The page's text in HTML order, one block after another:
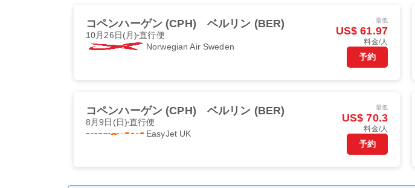
コペンハーゲン (CPH) ベルリン (BER)
10月26日(月)直行便
Norwegian Air Sweden
最低
US$ 61.97
料金/人
予約
コペンハーゲン (CPH) ベルリン (BER)
8月9日(日) 直行便
EasyJet UK
最低
US$ 70.3
料金/人
予約